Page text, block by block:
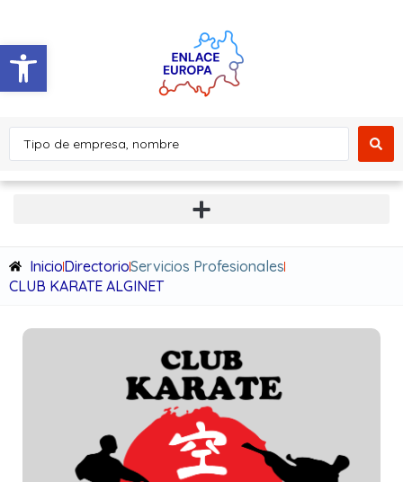
Abrir barra de herramientas
InicioDirectorioServicios Profesionales
CLUB KARATE ALGINET